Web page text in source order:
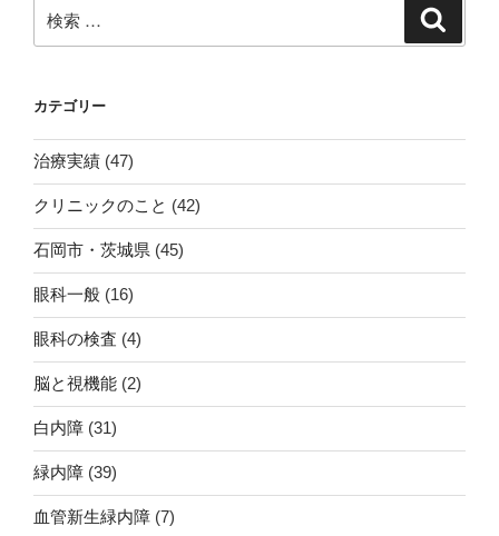
索:
カテゴリー
治療実績 (47)
クリニックのこと (42)
石岡市・茨城県 (45)
眼科一般 (16)
眼科の検査 (4)
脳と視機能 (2)
白内障 (31)
緑内障 (39)
血管新生緑内障 (7)